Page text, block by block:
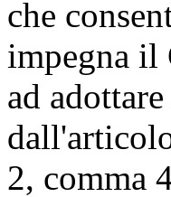
che
impegna il
ad
2, comma